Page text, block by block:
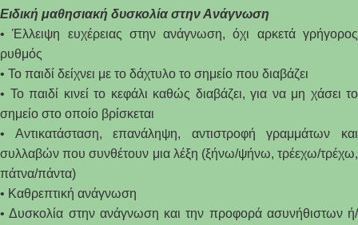
Ειδική μαθησιακή δυσκολία στην Ανάγνωση
• Έλλειψη ευχέρειας στην ανάγνωση, όχι αρκετά γρήγορος
ρυθμός
• Το παιδί δείχνει με το δάχτυλο το σημείο που διαβάζει
• Το παιδί κινεί το κεφάλι καθώς διαβάζει, για να μη χάσει το
σημείο στο οποίο βρίσκεται
• Αντικατάσταση, επανάληψη, αντιστροφή γραμμάτων και
συλλαβών που συνθέτουν μια λέξη (ξήνω/ψήνω, τρέεχω/τρέχω,
πάτνα/πάντα)
• Καθρεπτική ανάγνωση
• Δυσκολία στην ανάγνωση και την προφορά ασυνήθιστων ή/